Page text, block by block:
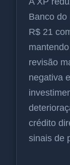
Banco do
R$ 21
revisão
negativa
crédito
sinais de